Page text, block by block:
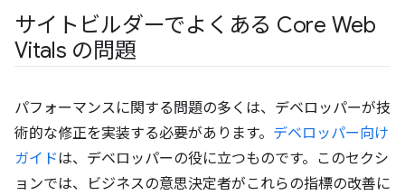
サイトビルダーでよくある Core Web
Vitals の問題
パフォーマンスに関する問題の多くは、デベロッパーが技
術的な修正を実装する必要があります。 デベロッパー向け
ガイドは、デベロッパーの役に立つものです。このセクシ
ョンでは、ビジネスの意思決定者がこれらの指標の改善に